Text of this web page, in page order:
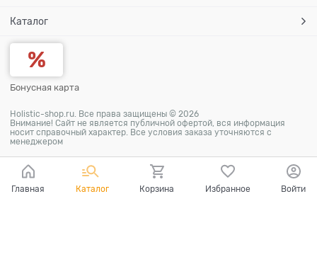
Каталог
Бонусная карта
Holistic-shop.ru. Все права защищены © 2026
Внимание! Сайт не является публичной офертой, вся информация
носит справочный характер. Все условия заказа уточняются с
менеджером
Главная Каталог Корзина Избранное Войти